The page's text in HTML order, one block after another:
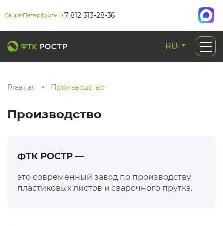
Санкт-Петербург +7 812 313-28-36
RU
Главная Производство
Производство
ФТК РОСТР —
это современный завод по производству
пластиковых листов и сварочного прутка.